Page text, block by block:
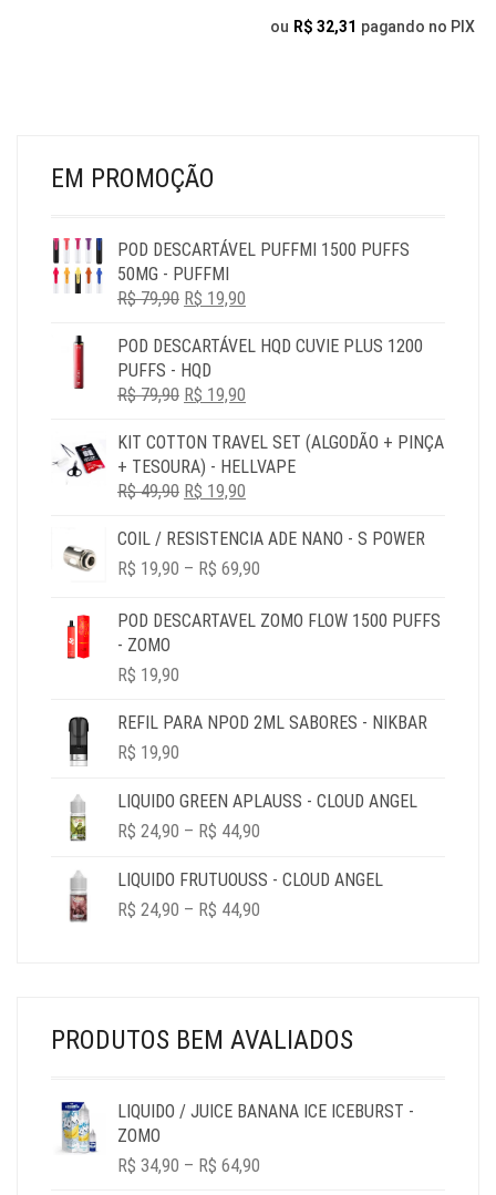
PÁGINAou R$ 32,31 pagando no PIX
EM PROMOÇÃO
POD DESCARTÁVEL PUFFMI 1500 PUFFS
50MG - PUFFMI
R$79,90 O
ORIGINAL
ERA:
R$ 79,90.
R$ 19,90
ATUAL
POD DESCARTÁVEL HQD CUVIE PLUS 1200
PUFFS - HQD
R$79,90 O
ORIGINAL
ERA:
R$ 79,90.
R$ 19,90
ATUAL
É:
KIT COTTON TRAVEL SET (ALGODÃO + PINÇA
+ TESOURA) - HELLVAPE
R$49,90 O
ORIGINAL
ERA:
R$ 19,90
ATUAL
É:
COIL / RESISTENCIA ADE NANO - S POWER
R$ 19,90 – R$ 69,90
R$ 19,90
POD DESCARTAVEL ZOMO FLOW 1500 PUFFS
- ZOMO
R$ 19,90
REFIL PARA NPOD 2ML SABORES - NIKBAR
R$ 19,90
LIQUIDO GREEN APLAUSS - CLOUD ANGEL
R$ 24,90 – R$ 44,90
R$ 24,90
LIQUIDO FRUTUOUSS - CLOUD ANGEL
R$ 24,90 – R$ 44,90
PRODUTOS BEM AVALIADOS
LIQUIDO / JUICE BANANA ICE ICEBURST -
ZOMO
R$ 34,90 – R$ 64,90